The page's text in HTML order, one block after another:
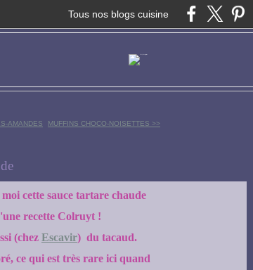
Tous nos blogs cuisine
AMANDES MUFFINS CHOCO-NOISETTES >>
cette sauce tartare chaude
recette Colruyt !
(chez Escavir) du tacaud.
ce qui est très rare ici quand